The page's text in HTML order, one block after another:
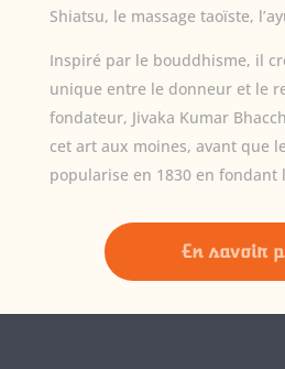
Shiatsu, le massage taoïste,
Inspiré par le bouddhisme, il
unique entre le donneur et le
fondateur, Jivaka Kumar
cet art aux moines, avant que
popularise en 1830 en fondant
En savoir